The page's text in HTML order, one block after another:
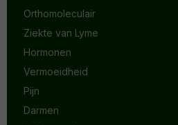
Orthomoleculair
Ziekte van Lyme
Hormonen
Vermoeidheid
Pijn
Darmen